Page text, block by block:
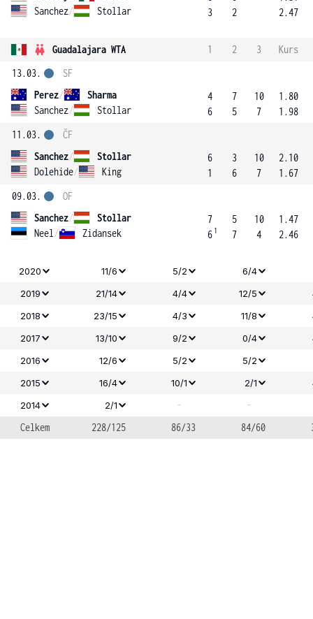
Sanchez/ Stollar
3
2
2.47
Guadalajara WTA 1 2 3
Kurs
13.03.
Perez/
Sharma
Sanchez/ Stollar
SF
4
6
7
5
10
7
1.80
1.98
11.03.
Sanchez/
Stollar
Dolehide/ King
ČF
6
1
3
6
10
7
2.10
1.67
09.03.
Sanchez/
Stollar
Neel / Zidansek
OF
7
6 1
5
7
10
4
1.47
2.46
2020 11/6 5/2
6/4
2019
21/14 4/4 12/5
2018
23/15 4/3 11/8
2017
13/10 9/2 0/4
2016
12/6 5/2 5/2
2015
16/4 10/1 2/1
2014
2/1 -
-
Celkem
228/125 86/33 84/60